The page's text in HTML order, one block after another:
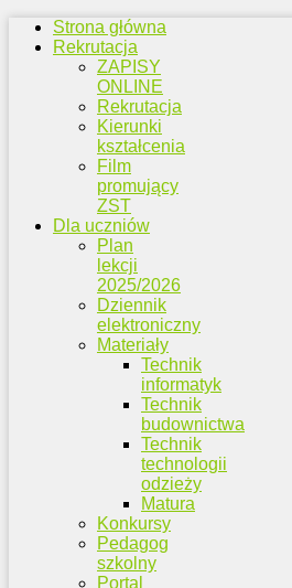
Strona główna
Rekrutacja
ZAPISY
ONLINE
Rekrutacja
Kierunki
kształcenia
Film
promujący
ZST
Dla uczniów
Plan
lekcji
2025/2026
Dziennik
elektroniczny
Materiały
Technik
informatyk
Technik
budownictwa
Technik
technologii
odzieży
Matura
Konkursy
Pedagog
szkolny
Portal